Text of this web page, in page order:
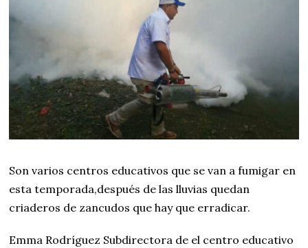
Son varios centros educativos que se van a fumigar en
esta temporada,después de las lluvias quedan
criaderos de zancudos que hay que erradicar.
Emma Rodríguez Subdirectora de el centro educativo